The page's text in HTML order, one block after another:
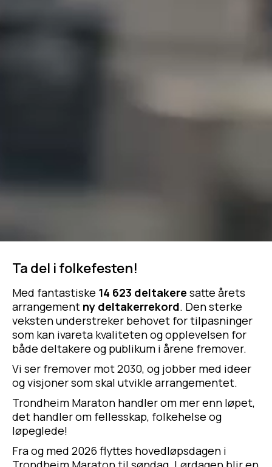
Ta del i folkefesten!
Med fantastiske 14 623 deltakere satte årets
arrangement ny deltakerrekord. Den sterke
veksten understreker behovet fortilpasninger
som kan ivareta kvaliteten og opplevelsen for
både deltakere og publikum i årene fremover.
Vi ser fremover mot 2030, og jobber med ideer
og visjoner som skal utvikle arrangementet.
Trondheim Maraton handler om mer enn løpet,
det handler om fellesskap, folkehelse og
løpeglede!
Fra og med 2026 flyttes hovedløpsdagen i